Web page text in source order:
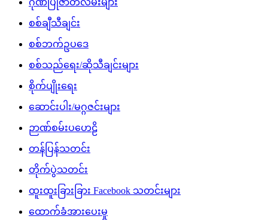
စစ်ချီသီချင်း
စစ်ဘက်ဥပဒေ
စစ်သည်ရေး/ဆိုသီချင်းများ
စိုက်ပျိုးရေး
ဆောင်းပါး/မဂ္ဂဇင်းများ
ဉာဏ်စမ်းပဟေဠိ
တန်ပြန်သတင်း
တိုက်ပွဲသတင်း
ထူးထူးခြားခြား Facebook သတင်းများ
ထောက်ခံအားပေးမှု